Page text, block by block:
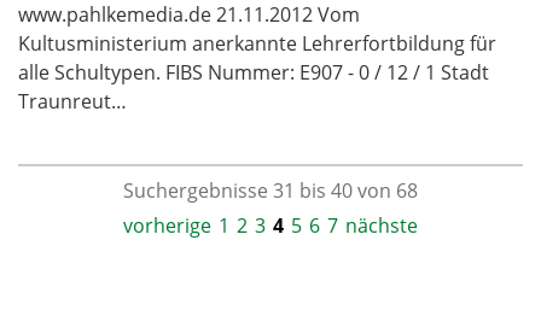
www.pahlkemedia.de 21.11.2012 Vom
Kultusministerium anerkannte Lehrerfortbildung für
alle Schultypen. FIBS Nummer: E907 - 0 / 12 / 1 Stadt
Traunreut…
Suchergebnisse 31 bis 40 von 68
vorherige 1 2 3 4 5 6 7 nächste